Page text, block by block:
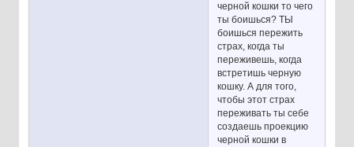
черной кошки то чего
ты боишься? ТЫ
боишься пережить
страх, когда ты
переживешь, когда
встретишь черную
кошку. А для того,
чтобы этот страх
переживать ты себе
создаешь проекцию
черной кошки в